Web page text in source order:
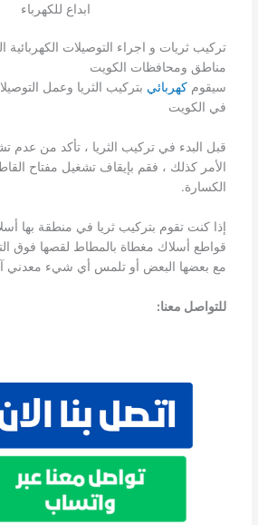
ابداع للكهرباء
تركيب ثريات و اجراء التوصيلات الكهربائية
مناطق ومحافظات الكويت
سيقوم كهربائي بتركيب الثريا وعمل
في الكويت
قبل البدء في تركيب الثريا ، تأكد من عدم
الأمر كذلك ، فقم بإيقاف تشغيل مفتاح
الكسارة.
إذا كنت تقوم بتركيب ثريا في منطقة بها
قواطع أسلاك مغطاة بالمطاط لقصها فوق
مع بعضها البعض أو تلمس أي شيء معدني
للتواصل معنا: